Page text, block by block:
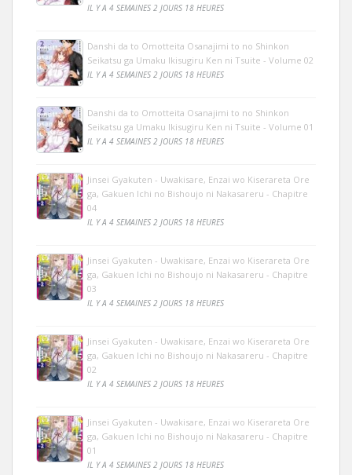
IL Y A 4 SEMAINES 2 JOURS 18 HEURES
Danshi da to Omotteita Osanajimi to no Shinkon
Seikatsu ga Umaku Ikisugiru Ken ni Tsuite - Volume 02
IL Y A 4 SEMAINES 2 JOURS 18 HEURES
Danshi da to Omotteita Osanajimi to no Shinkon
Seikatsu ga Umaku Ikisugiru Ken ni Tsuite - Volume 01
IL Y A 4 SEMAINES 2 JOURS 18 HEURES
Jinsei Gyakuten - Uwakisare, Enzai wo Kiserareta Ore
ga, Gakuen Ichi no Bishoujo ni Nakasareru - Chapitre
04
IL Y A 4 SEMAINES 2 JOURS 18 HEURES
Jinsei Gyakuten - Uwakisare, Enzai wo Kiserareta Ore
ga, Gakuen Ichi no Bishoujo ni Nakasareru - Chapitre
03
IL Y A 4 SEMAINES 2 JOURS 18 HEURES
Jinsei Gyakuten - Uwakisare, Enzai wo Kiserareta Ore
ga, Gakuen Ichi no Bishoujo ni Nakasareru - Chapitre
02
IL Y A 4 SEMAINES 2 JOURS 18 HEURES
Jinsei Gyakuten - Uwakisare, Enzai wo Kiserareta Ore
ga, Gakuen Ichi no Bishoujo ni Nakasareru - Chapitre
01
IL Y A 4 SEMAINES 2 JOURS 18 HEURES